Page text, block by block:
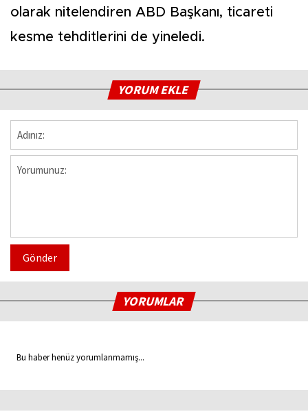
olarak nitelendiren ABD Başkanı, ticareti
kesme tehditlerini de yineledi.
YORUM EKLE
Gönder
YORUMLAR
Bu haber henüz yorumlanmamış...